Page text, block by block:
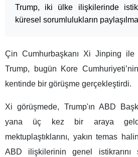
Trump, iki ülke ilişkilerinde
küresel sorumlulukların
Çin Cumhurbaşkanı Xi Jinping ile
Trump, bugün Kore
kentinde bir görüşme gerçekleştirdi.
Xi görüşmede, Trump'ın ABD
yana üç kez bir araya
mektuplaştıklarını, yakın temas
ABD ilişkilerinin genel